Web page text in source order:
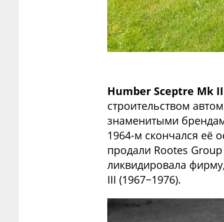
Humber Sceptre Mk
строительством
знаменитыми
1964-м скончался её
продали Rootes
ликвидировала
III (1967−1976).